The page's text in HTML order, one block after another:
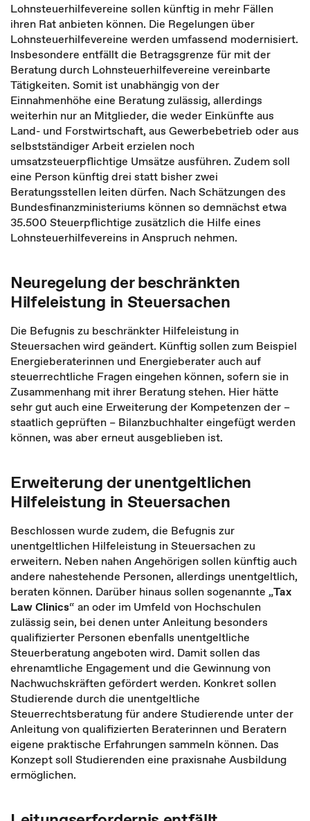
Lohnsteuerhilfevereine sollen künftig in mehr Fällen
ihren Rat anbieten können. Die Regelungen über
Lohnsteuerhilfevereine werden umfassend modernisiert.
Insbesondere entfällt die Betragsgrenze für mit der
Beratung durch Lohnsteuerhilfevereine vereinbarte
Tätigkeiten. Somit ist unabhängig von der
Einnahmenhöhe eine Beratung zulässig, allerdings
weiterhin nur an Mitglieder, die weder Einkünfte aus
Land- und Forstwirtschaft, aus Gewerbebetrieb oder aus
selbstständiger Arbeit erzielen noch
umsatzsteuerpflichtige Umsätze ausführen. Zudem soll
eine Person künftig drei statt bisher zwei
Beratungsstellen leiten dürfen. Nach Schätzungen des
Bundesfinanzministeriums können so demnächst etwa
35.500 Steuerpflichtige zusätzlich die Hilfe eines
Lohnsteuerhilfevereins in Anspruch nehmen.
Neuregelung der beschränkten
Hilfeleistung in Steuersachen
Die Befugnis zu beschränkter Hilfeleistung in
Steuersachen wird geändert. Künftig sollen zum Beispiel
Energieberaterinnen und Energieberater auch auf
steuerrechtliche Fragen eingehen können, sofern sie in
Zusammenhang mit ihrer Beratung stehen. Hier hätte
sehr gut auch eine Erweiterung der Kompetenzen der –
staatlich geprüften – Bilanzbuchhalter eingefügt werden
können, was aber erneut ausgeblieben ist.
Erweiterung der unentgeltlichen
Hilfeleistung in Steuersachen
Beschlossen wurde zudem, die Befugnis zur
unentgeltlichen Hilfeleistung in Steuersachen zu
erweitern. Neben nahen Angehörigen sollen künftig auch
andere nahestehende Personen, allerdings unentgeltlich,
beraten können. Darüber hinaus sollen sogenannte „Tax
Law Clinics“ an oder im Umfeld von Hochschulen
zulässig sein, bei denen unter Anleitung besonders
qualifizierter Personen ebenfalls unentgeltliche
Steuerberatung angeboten wird. Damit sollen das
ehrenamtliche Engagement und die Gewinnung von
Nachwuchskräften gefördert werden. Konkret sollen
Studierende durch die unentgeltliche
Steuerrechtsberatung für andere Studierende unter der
Anleitung von qualifizierten Beraterinnen und Beratern
eigene praktische Erfahrungen sammeln können. Das
Konzept soll Studierenden eine praxisnahe Ausbildung
ermöglichen.